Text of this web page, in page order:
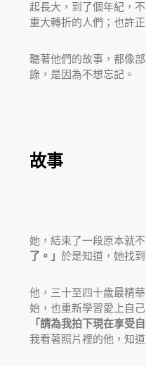
起長大，到了個年紀，
重大轉折的人們；也許
聽著他們的故事，都像
錄，是因為不想忘記。
故事
她，結束了一段原本就
了。」 於是知道，她找
他，三十至四十歲最精
始，也重新學習愛上自己
「請為我拍下現在享受
我看著照片裡的他，知